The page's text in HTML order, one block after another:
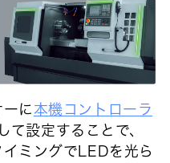
に 本機コントローラ
て設定することで、
ミングでLEDを光ら